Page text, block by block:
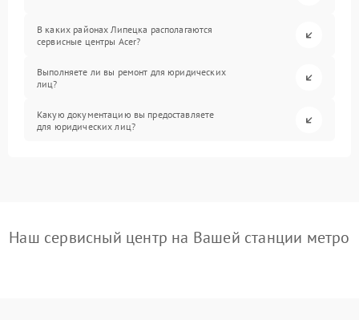
В каких районах Липецка располагаются
сервисные центры Acer?
Выполняете ли вы ремонт для юридических
лиц?
Какую документацию вы предоставляете
для юридических лиц?
Наш сервисный центр на Вашей станции метро